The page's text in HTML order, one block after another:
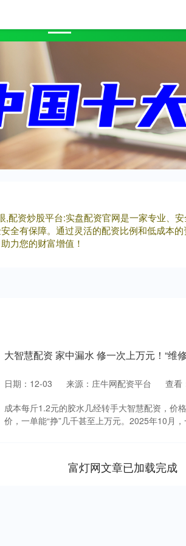
,配资炒股平台:实盘配资官网是一家专业、
全有保障。通过灵活的配资比例和低成本
力您的财富增值！
大智慧配资 家中漏水 修一次上万元！“维
日期：12-03 来源：庄牛网配资平台 查看
成本每斤1.2元的胶水几经转手大智慧配资，价
价，一单能“挣”几千甚至上万元。2025年10月
富灯网文章已加载完成